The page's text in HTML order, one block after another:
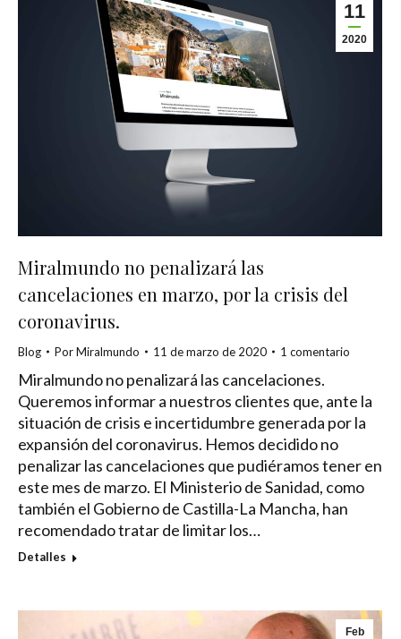
11
2020
Miralmundo no penalizará las
cancelaciones en marzo, por la crisis del
coronavirus.
Blog PorMiralmundo 11 de marzo de 2020 1 comentario
Miralmundo no penalizará las cancelaciones.
Queremos informar a nuestros clientes que, ante la
situación de crisis e incertidumbre generada por la
expansión del coronavirus. Hemos decidido no
penalizar las cancelaciones que pudiéramos tener en
este mes de marzo. El Ministerio de Sanidad, como
también el Gobierno de Castilla-La Mancha, han
recomendado tratar de limitar los…
Detalles
Feb